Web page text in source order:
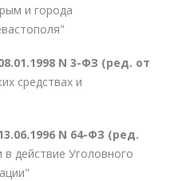
и города
N 3-ФЗ (ред. от
средствах и
N 64-ФЗ (ред.
действие Уголовного